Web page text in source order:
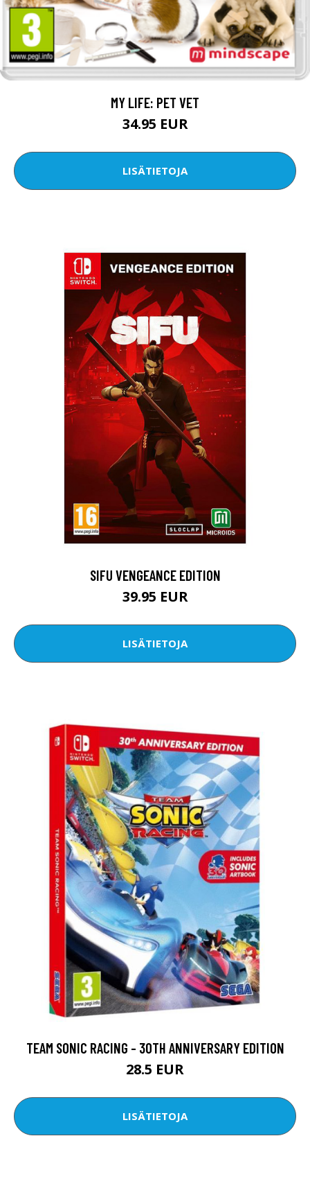
MY LIFE: PET VET
34.95 EUR
LISÄTIETOJA
SIFU VENGEANCE EDITION
39.95 EUR
LISÄTIETOJA
TEAM SONIC RACING - 30TH ANNIVERSARY EDITION
28.5 EUR
LISÄTIETOJA